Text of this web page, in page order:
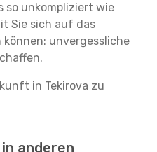
so unkompliziert wie
Sie sich auf das
unvergessliche
in Tekirova zu
anderen